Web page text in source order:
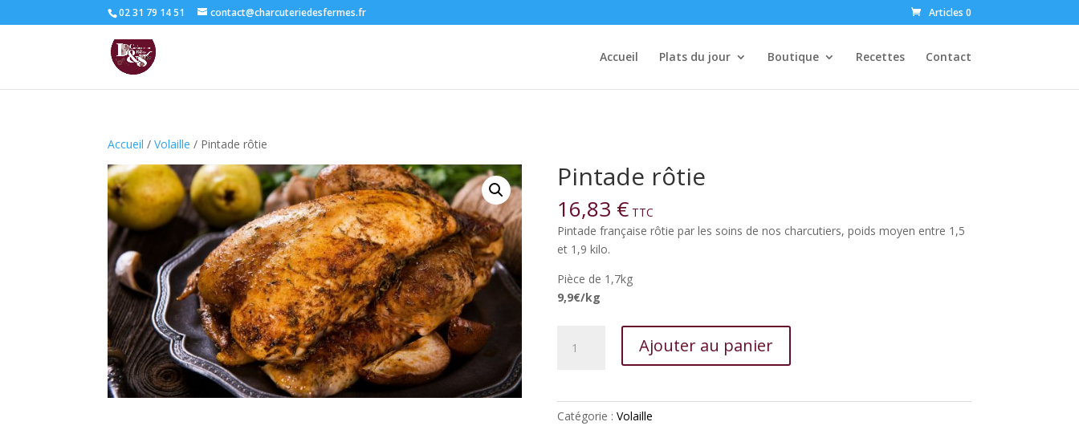
02 31 79 14 51 contact@charcuteriedesfermes.fr Articles 0
Accueil Plats du jour Boutique Recettes Contact
Accueil /Volaille / Pintade rôtie
Pintade rôtie
16,83 € TTC
Pintade française rôtie par les soins de nos charcutiers, poids moyen entre 1,5
et 1,9 kilo.
Pièce de 1,7kg
9,9€/kg
Ajouter au panier
Catégorie : Volaille